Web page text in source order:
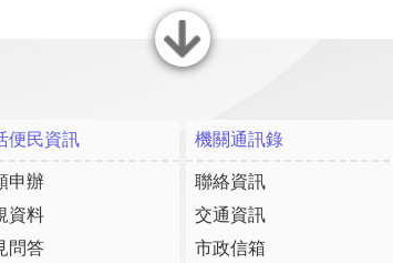
關閉
便民資訊
申辦
資料
問答
機關通訊錄
聯絡資訊
交通資訊
市政信箱